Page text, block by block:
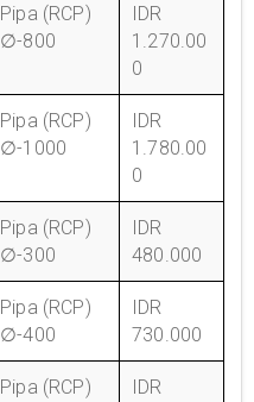
Pipa (RCP)
∅-800
IDR
1.270.00
0
Pipa (RCP)
∅-1000
IDR
1.780.00
0
Pipa (RCP)
∅-300
IDR
480.000
Pipa (RCP)
∅-400
IDR
730.000
Pipa (RCP)
IDR